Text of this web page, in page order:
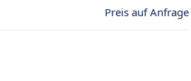
Preis auf Anfrage